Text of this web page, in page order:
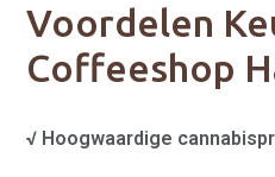
Voordelen
Coffeeshop
√ Hoogwaardige